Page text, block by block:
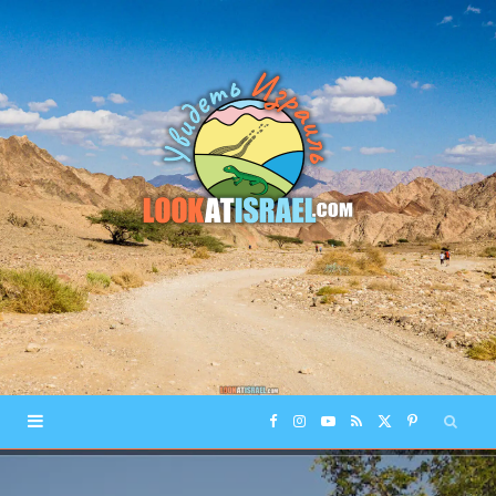
F I
n
Y
o
R
S (
P
i